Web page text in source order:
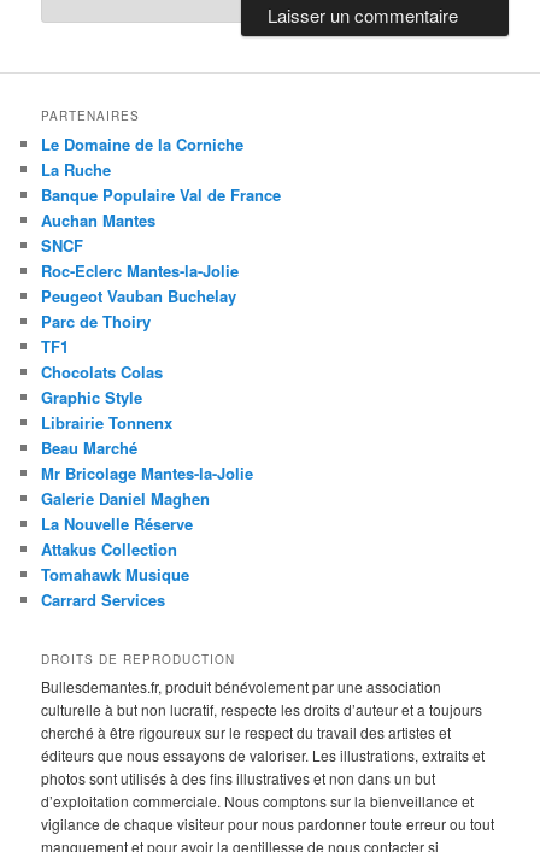
PARTENAIRES
Le Domaine de la Corniche
La Ruche
Banque Populaire Val de France
Auchan Mantes
SNCF
Roc-Eclerc Mantes-la-Jolie
Peugeot Vauban Buchelay
Parc de Thoiry
TF1
Chocolats Colas
Graphic Style
Librairie Tonnenx
Beau Marché
Mr Bricolage Mantes-la-Jolie
Galerie Daniel Maghen
La Nouvelle Réserve
Attakus Collection
Tomahawk Musique
Carrard Services
DROITS DE REPRODUCTION
Bullesdemantes.fr, produit bénévolement par une association
culturelle à but non lucratif, respecte les droits d’auteur et a toujours
cherché à être rigoureux sur le respect du travail des artistes et
éditeurs que nous essayons de valoriser. Les illustrations, extraits et
photos sont utilisés à des fins illustratives et non dans un but
d’exploitation commerciale. Nous comptons sur la bienveillance et
vigilance de chaque visiteur pour nous pardonner toute erreur ou tout
manquement et pour avoir la gentillesse de nous contacter si